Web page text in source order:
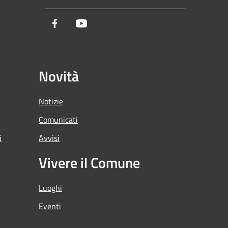
Facebook
Novità
Notizie
Comunicati
Avvisi
Vivere il Comune
Luoghi
Eventi